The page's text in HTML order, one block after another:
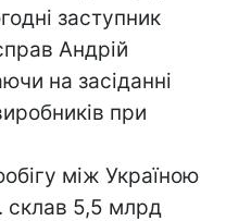
заступник
Андрій
на засіданні
при
між Україною
склав 5,5 млрд